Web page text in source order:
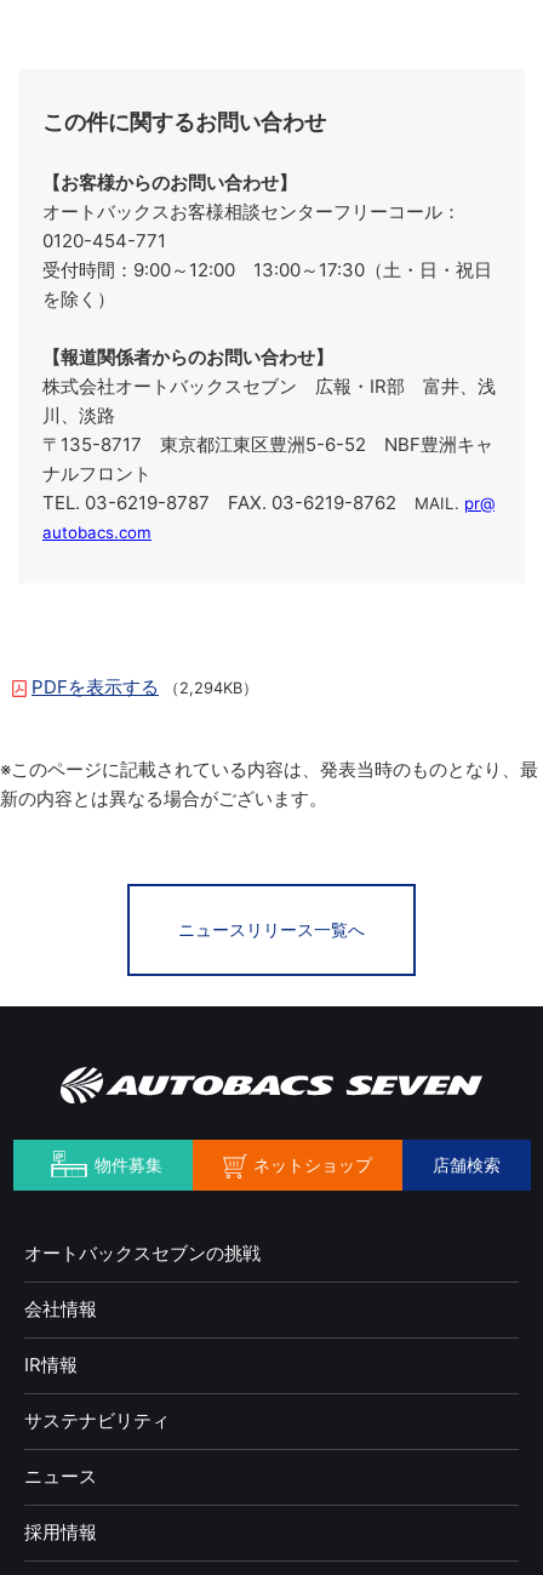
この件に関するお問い合わせ
【お客様からのお問い合わせ】
オートバックスお客様相談センターフリーコール：
0120-454-771
受付時間：9:00～12:00 13:00～17:30（土・日・祝日
を除く）
【報道関係者からのお問い合わせ】
株式会社オートバックスセブン 広報・IR部 富井、浅
川、淡路
〒135-8717 東京都江東区豊洲5-6-52 NBF豊洲キャ
ナルフロント
TEL. 03-6219-8787 FAX. 03-6219-8762
MAIL. pr@
autobacs.com
PDFを表示する （2,294KB）
※このページに記載されている内容は、発表当時のものとなり、最
新の内容とは異なる場合がございます。
ニュースリリース一覧へ
物件募集 ネットショップ 店舗検索
オートバックスセブンの挑戦
会社情報
IR情報
サステナビリティ
ニュース
採用情報